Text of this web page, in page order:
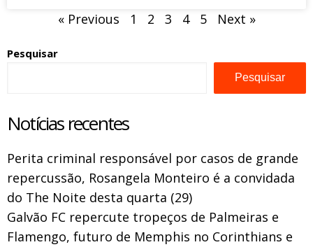
« Previous 1 2 3 4 5 Next »
Pesquisar
Pesquisar
Notícias recentes
Perita criminal responsável por casos de grande
repercussão, Rosangela Monteiro é a convidada
do The Noite desta quarta (29)
Galvão FC repercute tropeços de Palmeiras e
Flamengo, futuro de Memphis no Corinthians e